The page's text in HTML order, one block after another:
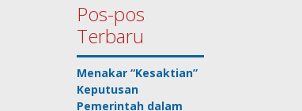
Pos-pos
Terbaru
Menakar “Kesaktian”
Keputusan
Pemerintah dalam